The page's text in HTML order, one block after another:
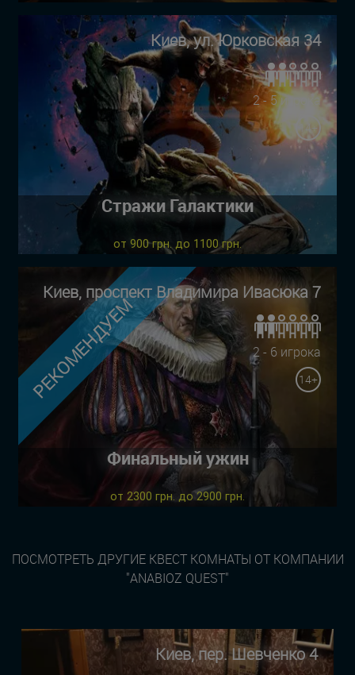
Киев, ул. Юрковская 34
2 - 5 игрока
14+
Стражи Галактики
от 900 грн. до 1100 грн.
РЕКОМЕНДУЕМ
Киев, проспект Владимира Ивасюка 7
2 - 6 игрока
14+
Финальный ужин
от 2300 грн. до 2900 грн.
ПОСМОТРЕТЬ ДРУГИЕ КВЕСТ КОМНАТЫ ОТ КОМПАНИИ
"ANABIOZ QUEST"
Киев, пер. Шевченко 4